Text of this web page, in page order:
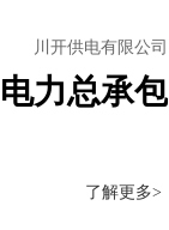
川开供电有限公司
力总承包
了解更多>